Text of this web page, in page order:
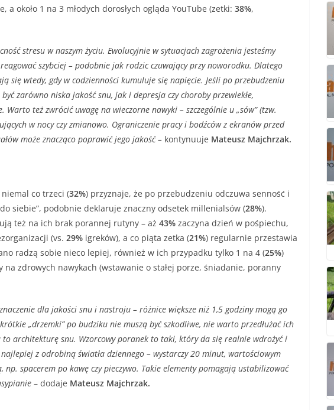
a około 1 na 3 młodych dorosłych ogląda YouTube (zetki: 38%,
stresu w naszym życiu. Ewolucyjnie w sytuacjach zagrożenia jesteśmy
szybciej – podobnie jak rodzic czuwający przy noworodku. Dlatego
się wtedy, gdy w codzienności kumuluje się napięcie. Jeśli po przebudzeniu
zarówno niska jakość snu, jak i depresja czy choroby przewlekłe,
też zwrócić uwagę na wieczorne nawyki – szczególnie u „sów” (tzw.
w nocy czy zmianowo. Ograniczenie pracy i bodźców z ekranów przed
może znacząco poprawić jego jakość – kontynuuje Mateusz Majchrzak.
co trzeci (32%) przyznaje, że po przebudzeniu odczuwa senność i
siebie”, podobnie deklaruje znaczny odsetek millenialsów (28%).
też na ich brak porannej rutyny – aż 43% zaczyna dzień w pośpiechu,
(vs. 29% igreków), a co piąta zetka (21%) regularnie przestawia
radzą sobie nieco lepiej, również w ich przypadku tylko 1 na 4 (25%)
zdrowych nawykach (wstawanie o stałej porze, śniadanie, poranny
dla jakości snu i nastroju – różnice większe niż 1,5 godziny mogą go
„drzemki” po budziku nie muszą być szkodliwe, nie warto przedłużać ich
architekturę snu. Wzorcowy poranek to taki, który da się realnie wdrożyć i
z odrobiną światła dziennego – wystarczy 20 minut, wartościowym
np. spacerem po kawę czy pieczywo. Takie elementy pomagają ustabilizować
– dodaje Mateusz Majchrzak.